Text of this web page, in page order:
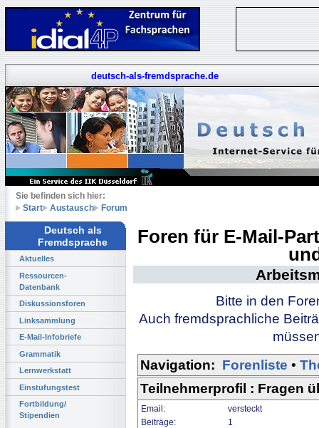
deutsch-als-fremdsprache.de
Sie befinden sich hier:
Start
Austausch Forum
Deutsch als
Fremdsprache
Aktuelles
Ressourcen-
Datenbank
Diskussionsforen
Linksammlung
E-Mail-Infobriefe
Grammatik
Lernwerkstatt
Einstufungstest
Fortbildung/
Stipendien
Foren für E-Mail-
Bitte in den
Auch fremdsprachliche
Navigation: Forenliste •
Teilnehmerprofil : Fragen
Email:
versteckt
Beiträge:
1